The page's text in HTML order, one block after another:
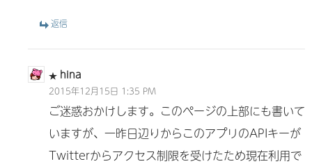
返信
hina
2015年12月15日 1:35 PM
ご迷惑おかけします。このページの上部にも書いて
いますが、一昨日辺りからこのアプリのAPIキーが
Twitterからアクセス制限を受けたため現在利用で